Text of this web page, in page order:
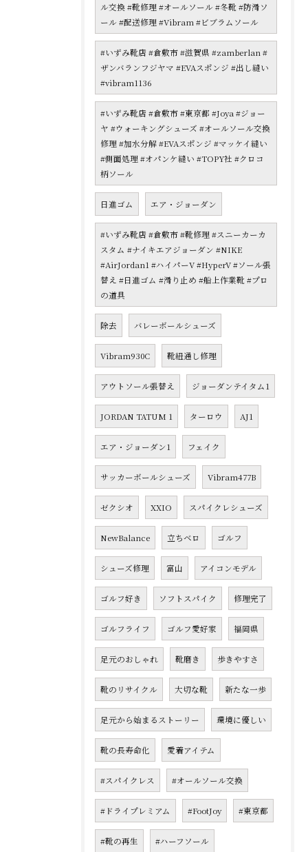
ル交換 #靴修理 #オールソール #冬靴 #防滑ソ
ール #配送修理 #Vibram #ビブラムソール
#いずみ靴店 #倉敷市 #滋賀県 #zamberlan #
ザンバランフジヤマ #EVAスポンジ #出し縫い
#vibram1136
#いずみ靴店 #倉敷市 #東京都 #Joya #ジョー
ヤ #ウォーキングシューズ #オールソール交換
修理 #加水分解 #EVAスポンジ #マッケイ縫い
#側面処理 #オパンケ縫い #TOPY社 #クロコ
柄ソール
日進ゴム エア・ジョーダン
#いずみ靴店 #倉敷市 #靴修理 #スニーカーカ
スタム #ナイキエアジョーダン #NIKE
#AirJordan1 #ハイパーV #HyperV #ソール張
替え #日進ゴム #滑り止め #船上作業靴 #プロ
の道具
除去 バレーボールシューズ
Vibram930C 靴紐通し修理
アウトソール張替え ジョーダンテイタム1
JORDAN TATUM 1 ターロウ AJ1
エア・ジョーダン1 フェイク
サッカーボールシューズ Vibram477B
ゼクシオ XXIO スパイクレシューズ
NewBalance 立ちベロ ゴルフ
シューズ修理 富山 アイコンモデル
ゴルフ好き ソフトスパイク 修理完了
ゴルフライフ ゴルフ愛好家 福岡県
足元のおしゃれ 靴磨き 歩きやすさ
靴のリサイクル 大切な靴 新たな一歩
足元から始まるストーリー 環境に優しい
靴の長寿命化 愛着アイテム
#スパイクレス #オールソール交換
#ドライプレミアム #FootJoy #東京都
#靴の再生 #ハーフソール